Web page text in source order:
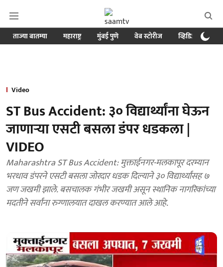
ताज्या बातम्या महाराष्ट्र मुंबई पुणे वेब स्टोरीज व्हिडिओ
Video
ST Bus Accident: ३० विद्यार्थ्यांना घेऊन
जाणाऱ्या एसटी बसला डंपर धडकला |
VIDEO
Maharashtra ST Bus Accident: मुक्ताईनगर-मलकापूर दरम्यान
भरधाव डंपरने एसटी बसला जोरदार धडक दिल्याने ३० विद्यार्थ्यांसह ७
जण जखमी झाले. बसचालक गंभीर जखमी असून स्थानिक नागरिकांच्या
मदतीने सर्वांना रुग्णालयात दाखल करण्यात आले आहे.